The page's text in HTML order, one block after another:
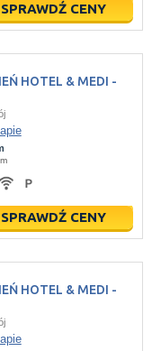
SPRAWDŹ CENY
HOTEL & MEDI -
SPRAWDŹ CENY
HOTEL & MEDI -